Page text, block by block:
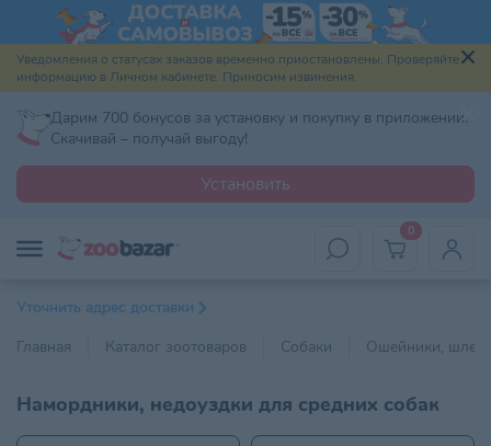
Уведомления о статусах заказов временно приостановлены. Проверяйте
информацию в Личном кабинете. Приносим извинения.
Дарим 700 бонусов за установку и покупку в приложении.
Скачивай – получай выгоду!
Установить
0
Уточнить адрес доставки
Главная
Каталог зоотоваров Собаки Ошейники,
Намордники, недоуздки для средних собак